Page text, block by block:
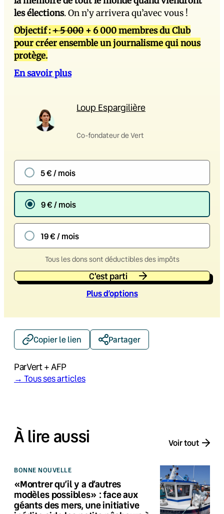
les élections. On n’y arrivera qu’avec vous !
Objectif :+ 5 000 + 6 000 membres du Club
pour créer ensemble un journalisme qui nous
protège.
En savoir plus
Loup Espargilière
Co-fondateur de Vert
5 € / mois
9 € / mois
19 € / mois
Tous les dons sont déductibles des impôts
C'est parti
Plus d’options
Copier le lien Partager
ParVert + AFP
→ Tous ses articles
À lire aussi Voir tout
BONNE NOUVELLE
«Montrer qu’il y a d’autres
modèles possibles» : face aux
géants des mers, une initiative